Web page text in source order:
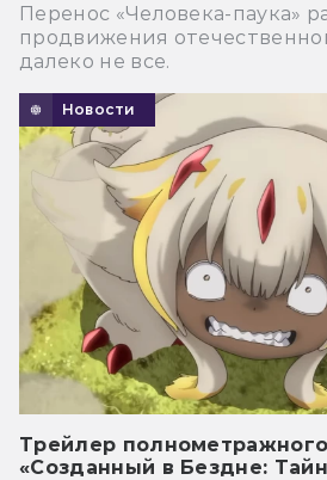
Перенос «Человека-паука»
продвижения
далеко не все.
Новости
Трейлер
«Созданный в Бездне: